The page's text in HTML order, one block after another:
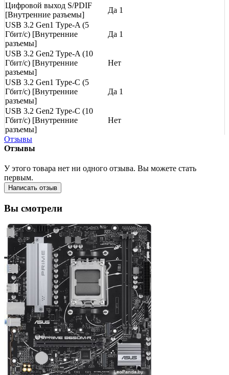
Цифровой выход S/PDIF
[Внутренние разъемы]
Да 1
USB 3.2 Gen1 Type-A (5
Гбит/с) [Внутренние
разъемы]
Да 1
USB 3.2 Gen2 Type-A (10
Гбит/с) [Внутренние
разъемы]
Нет
USB 3.2 Gen1 Type-C (5
Гбит/с) [Внутренние
разъемы]
Да 1
USB 3.2 Gen2 Type-C (10
Гбит/с) [Внутренние
разъемы]
Нет
Отзывы
Отзывы
У этого товара нет ни одного отзыва. Вы можете стать
первым.
Написать отзыв
Вы смотрели